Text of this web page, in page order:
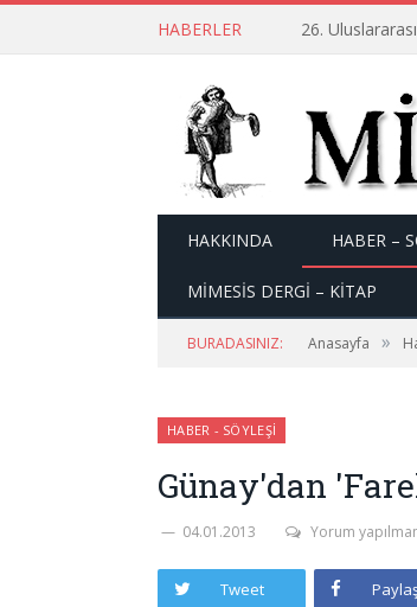
HABERLER 26.
HAKKINDA HABER –
MİMESİS DERGİ – KİTAP
BURADASINIZ: Anasayfa »
HABER - SÖYLEŞI
Günay'dan
04.01.2013 Yorum
Tweet